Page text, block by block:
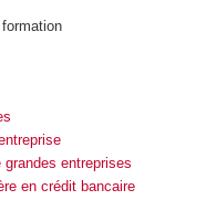
entreprises
en crédit bancaire